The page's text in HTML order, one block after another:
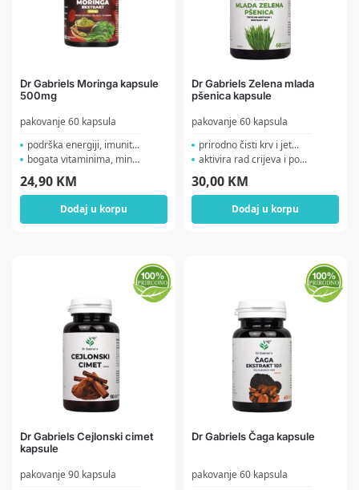
Dr Gabriels Moringa kapsule
500mg
pakovanje 60 kapsula
podrška energiji, imunit...
bogata vitaminima, minera...
24,90 KM
Dodaj u korpu
Dr Gabriels Zelena mlada
pšenica kapsule
pakovanje 60 kapsula
prirodno čisti krv i jet...
aktivira rad crijeva i po...
30,00 KM
Dodaj u korpu
Dr Gabriels Cejlonski cimet
kapsule
pakovanje 90 kapsula
Dr Gabriels Čaga kapsule
pakovanje 60 kapsula